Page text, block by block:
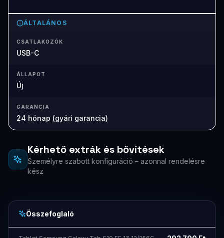
ÁLTALÁNOS
CSATLAKOZÓK
USB-C
ÁLLAPOT
Új
GARANCIA
24 hónap (gyári garancia)
Kérhető extrák és bővítések
Személyre szabott konfiguráció – azonnal rendelésre
kész
Összefoglaló